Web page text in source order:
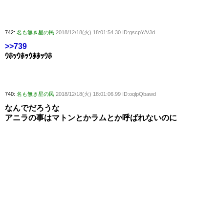
742: 名も無き星の民 2018/12/18(火) 18:01:54.30 ID:gscpY/VJd
>>739
ｳﾎｯｳﾎｯｳﾎﾎｯｳﾎ
740: 名も無き星の民 2018/12/18(火) 18:01:06.99 ID:oqlpQbawd
なんでだろうな
アニラの事はマトンとかラムとか呼ばれないのに